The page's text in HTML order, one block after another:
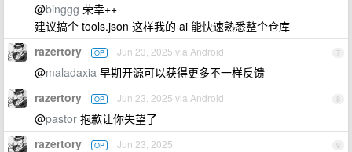
@binggg 荣幸++
建议搞个 tools.json 这样我的 ai 能快速熟悉整个仓库
7
razertory OP Jun 23, 2025 via Android
@maladaxia 早期开源可以获得更多不一样反馈
8
razertory OP Jun 23, 2025 via Android
@pastor 抱歉让你失望了
9
razertory OP Jun 23, 2025